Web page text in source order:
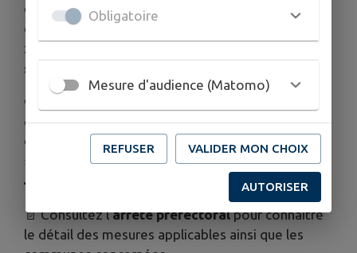
dernières semaines et de la
cours d’eau
🌊⬇️, le Préfet du Haut-Rhin a placé la
zone
sécheresse
💦 Cette mesure entraîne des
certains usages de l’eau, notamment :
🌱 l’arrosage,
🏊 le remplissage des piscines,
🚗 le lavage des véhicules.
📄 Consultez l’arrêté préfectoralpour connaître
le détail des mesures applicables ainsi que les
Obligatoire
Mesure d'audience (Matomo)
REFUSER VALIDER MON CHOIX
AUTORISER